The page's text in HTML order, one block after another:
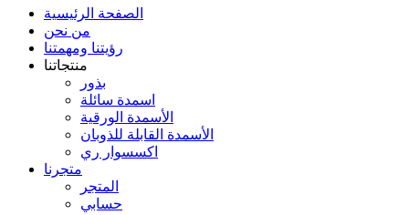
الصفحة الرئيسية
من نحن
رؤيتنا ومهمتنا
منتجاتنا
بذور
اسمدة سائلة
الأسمدة الورقية
الأسمدة القابلة للذوبان
اكسسوار ري
متجرنا
المتجر
حسابي